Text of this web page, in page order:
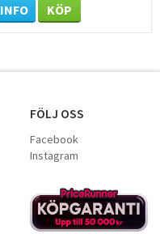
INFO KÖP
FÖLJ OSS
Facebook
Instagram